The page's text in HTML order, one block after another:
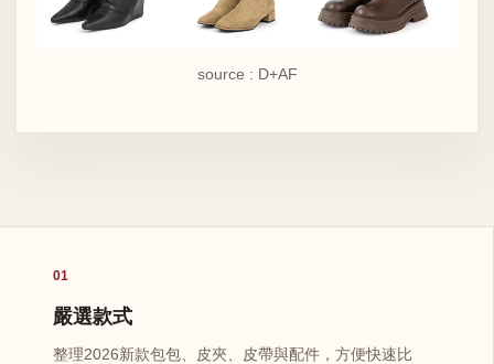
source : D+AF
01
嚴選款式
整理2026新款包包、皮夾、皮帶與配件，方便快速比